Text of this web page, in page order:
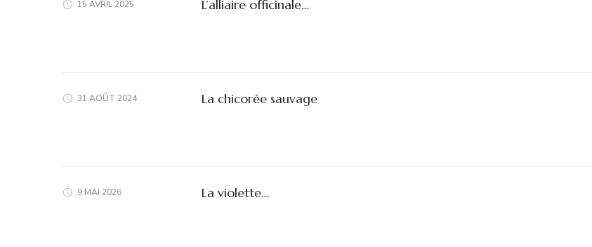
15 AVRIL 2025 L’alliaire officinale…
31 AOÛT 2024 La chicorée sauvage
9 MAI 2026 La violette…